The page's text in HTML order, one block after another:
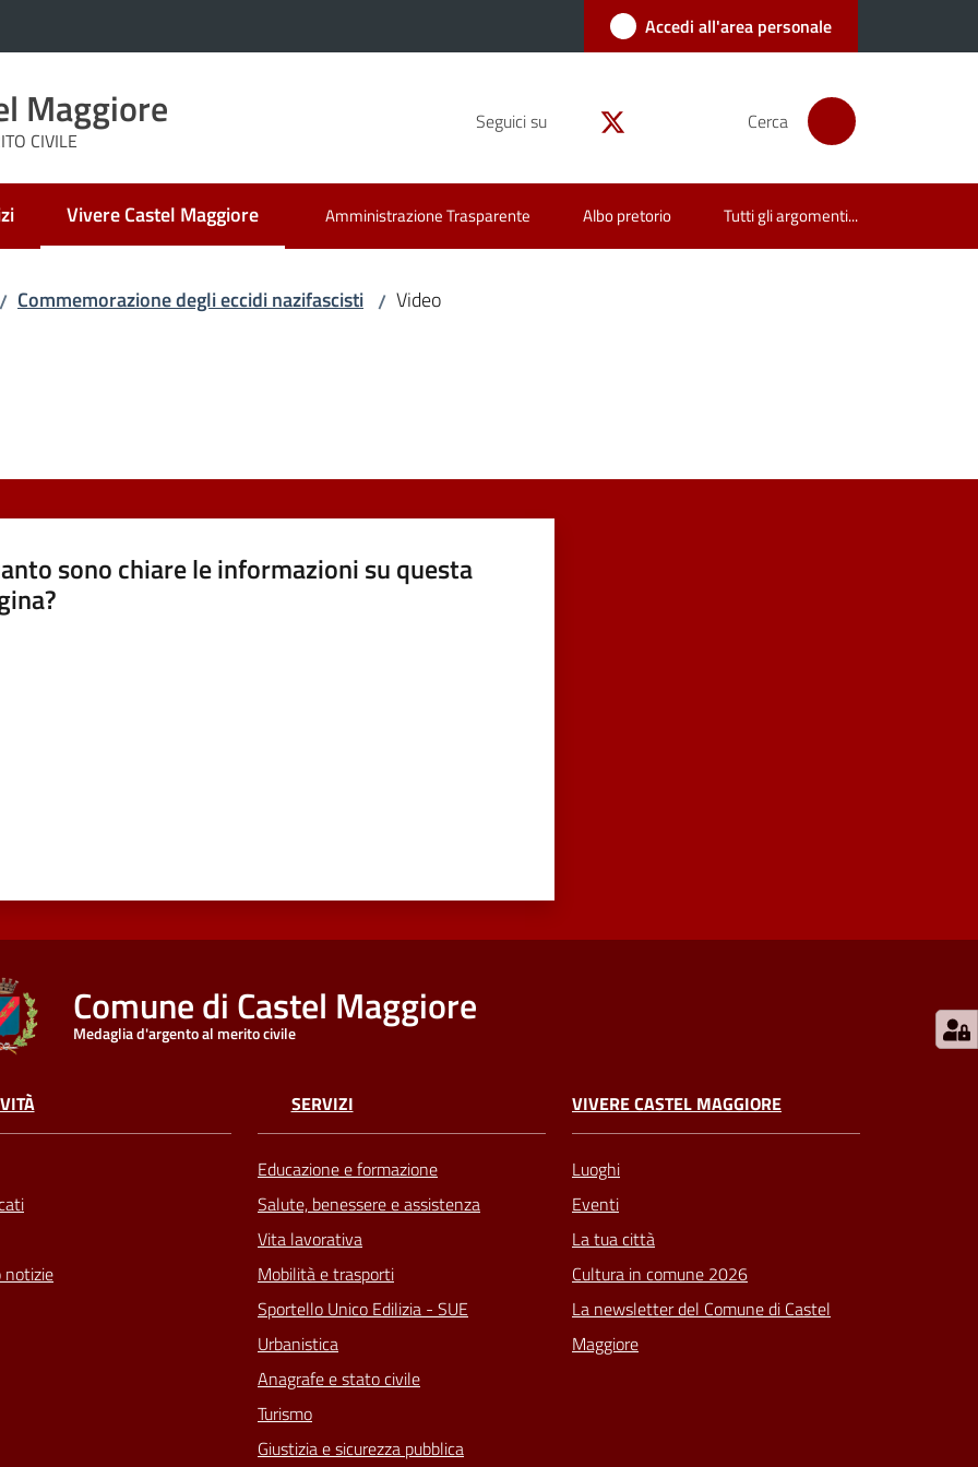
Accedi all'area personale
Maggiore
CIVILE
Seguici su Cerca
Vivere Castel Maggiore
Menu selezionato Amministrazione Trasparente Albo pretorio Tutti gli argomenti...
/ Commemorazione degli eccidi nazifascisti / Video
sono chiare le informazioni su questa
Comune di Castel Maggiore
Medaglia d'argento al merito civile
notizie
SERVIZI
Educazione e formazione
Salute, benessere e assistenza
Vita lavorativa
Mobilità e trasporti
Sportello Unico Edilizia - SUE
Urbanistica
Anagrafe e stato civile
Turismo
Giustizia e sicurezza pubblica
VIVERE CASTEL MAGGIORE
Luoghi
Eventi
La tua città
Cultura in comune 2026
La newsletter del Comune di Castel
Maggiore